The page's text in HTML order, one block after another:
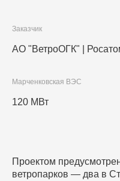
АО "ВетроОГК" |
Заказчик
120 МВт
Марченковская ВЭС
Проектом
ветропарков — два в